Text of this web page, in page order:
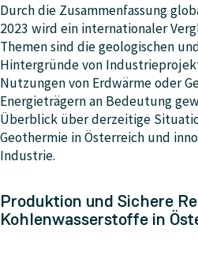
Durch die Zusammenfassung
2023 wird ein internationaler
Themen sind die geologischen
Hintergründe von
Nutzungen von Erdwärme oder
Energieträgern an Bedeutung
Überblick über derzeitige
Geothermie in Österreich und
Industrie.
Produktion und Sichere
Kohlenwasserstoffe in